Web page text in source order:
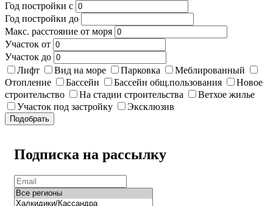
Год постройки с
Год постройки до
Макс. расстояние от моря
Участок от
Участок до
Лифт
Вид на море Парковка
Меблированный
Отопление
Бассейн Бассейн общ.пользования
Новое
строительство
На стадии строительства
Ветхое жилье
Участок под застройку
Эксклюзив
Подобрать
Подписка на рассылку